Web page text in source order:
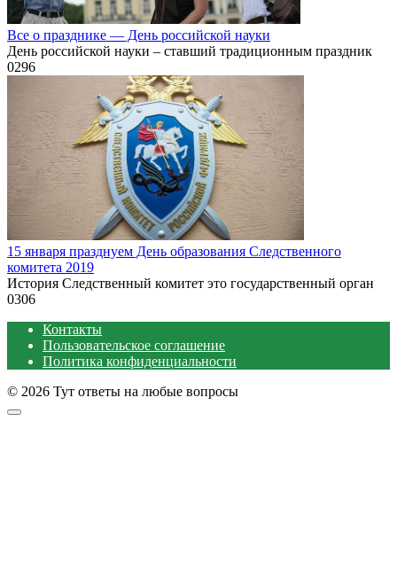
Все о празднике — День российской науки
День российской науки – ставший традиционным праздник
0296
15 января празднуем День образования Следственного
комитета 2019
История Следственный комитет это государственный орган
0306
Контакты
Пользовательское соглашение
Политика конфиденциальности
© 2026 Тут ответы на любые вопросы